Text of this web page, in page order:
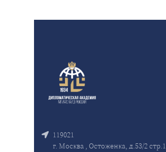
119021
г. Москва , Остоженка, д.53/2 стр.1